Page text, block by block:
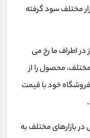
مختلف سود گرفته
در اطراف ما رخ می
محصول را از
خود با قیمت
بازارهای مختلف به